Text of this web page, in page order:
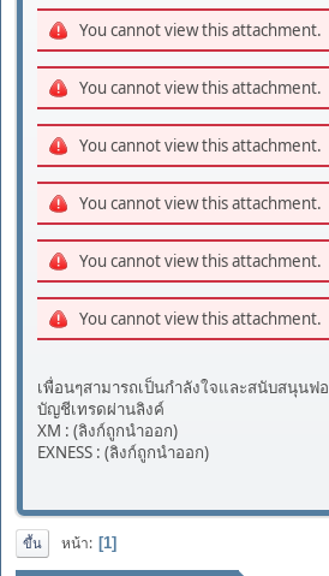
You cannot view this attachment.
You cannot view this attachment.
You cannot view this attachment.
You cannot view this attachment.
You cannot view this attachment.
You cannot view this attachment.
เพื่อนๆสามารถเป็นกำลังใจและสนับสนุนฟ
บัญชีเทรดผ่านลิงค์
XM : (ลิงก์ถูกนำออก)
EXNESS : (ลิงก์ถูกนำออก)
ขึ้น หน้า 1